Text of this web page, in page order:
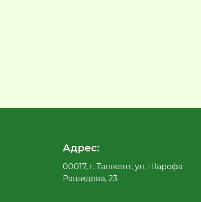
Адрес:
00017, г. Ташкент, ул. Шарофа
Рашидова, 23